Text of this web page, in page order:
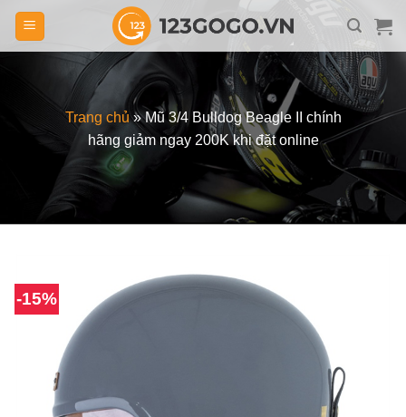
Skip
content
Trang chủ»Mũ 3/4 Bulldog Beagle II chính
hãng giảm ngay 200K khi đặt online
-15%